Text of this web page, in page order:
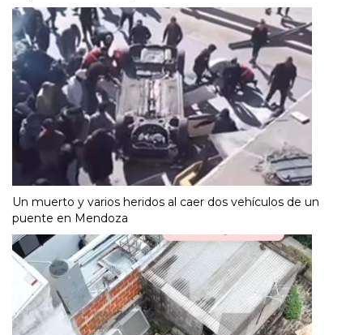
Un muerto y varios heridos al caer dos vehículos de un
puente en Mendoza